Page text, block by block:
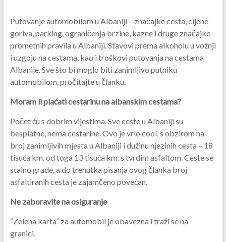
Putovanje automobilom u Albaniji – značajke cesta, cijene
goriva, parking, ograničenja brzine, kazne i druge značajke
prometnih pravila u Albaniji. Stavovi prema alkoholu u vožnji
i uzgoju na cestama, kao i troškovi putovanja na cestama
Albanije. Sve što bi moglo biti zanimljivo putniku
automobilom, pročitajte u članku.
Moram li plaćati cestarinu na albanskim cestama?
Počet ću s dobrim vijestima. Sve ceste u Albaniji su
besplatne, nema cestarine. Ovo je vrlo cool, s obzirom na
broj zanimljivih mjesta u Albaniji i dužinu njezinih cesta – 18
tisuća km. od toga 13 tisuća km. s tvrdim asfaltom. Ceste se
stalno grade, a do trenutka pisanja ovog članka broj
asfaltiranih cesta je zajamčeno povećan.
Ne zaboravite na osiguranje
“Zelena karta” za automobil je obavezna i traži se na
granici.